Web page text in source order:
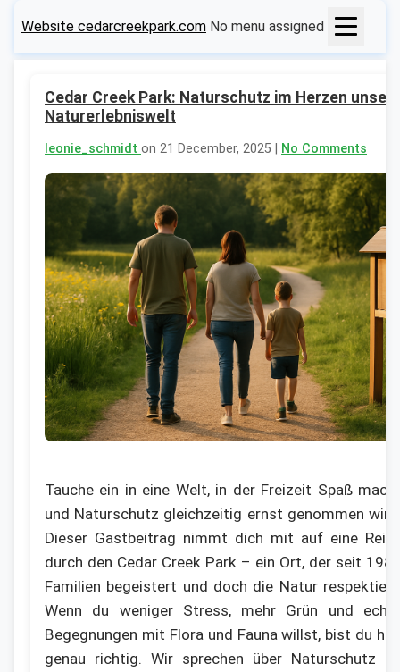
Website cedarcreekpark.com No menu assigned
Cedar Creek Park: Naturschutz im Herzen
Naturerlebniswelt
leonie_schmidt on 21 December, 2025 | No Comments
Tauche ein in eine Welt, in der Freizeit Spaß
und Naturschutz gleichzeitig ernst genommen
Dieser Gastbeitrag nimmt dich mit auf eine
durch den Cedar Creek Park – ein Ort, der seit
Familien begeistert und doch die Natur
Wenn du weniger Stress, mehr Grün und
Begegnungen mit Flora und Fauna willst, bist du
genau richtig. Wir sprechen über Naturschutz